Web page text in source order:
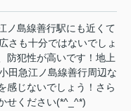
ノ島線善行駅にも近くて
さも十分ではないでしょ
防犯性が高いです！地上
田急江ノ島線善行周辺な
感じないでしょう！さら
せください(*^_^*)